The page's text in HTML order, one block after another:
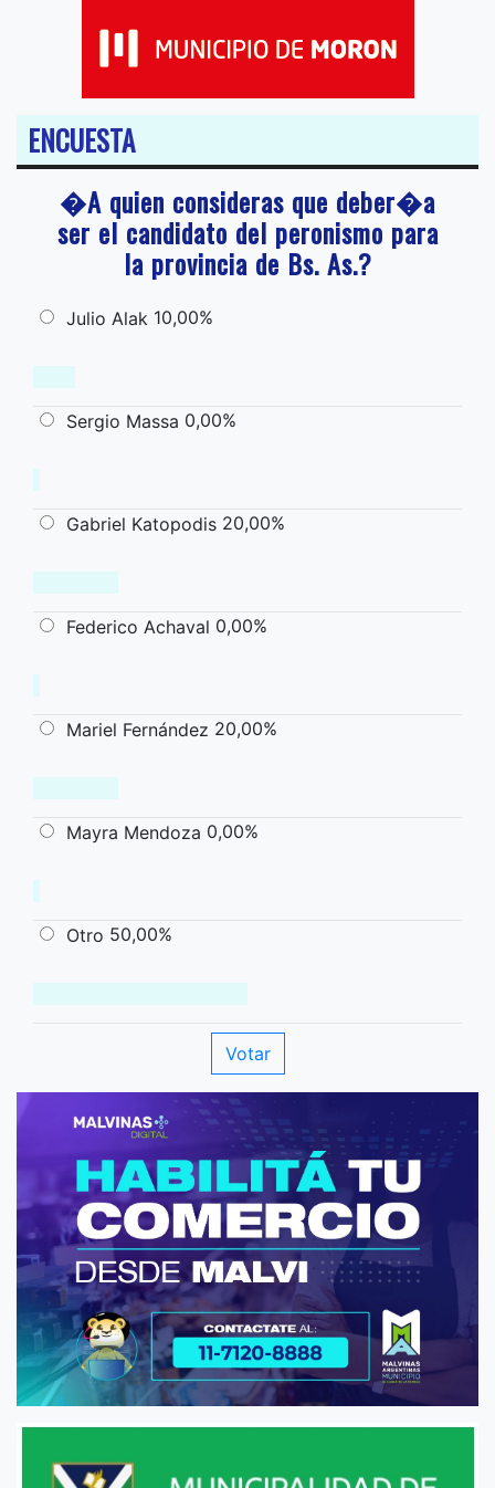
ENCUESTA
�A quien consideras que deber�a
ser el candidato del peronismo para
la provincia de Bs. As.?
Julio Alak 10,00%
Sergio Massa 0,00%
Gabriel Katopodis 20,00%
Federico Achaval 0,00%
Mariel Fernández 20,00%
Mayra Mendoza 0,00%
Otro 50,00%